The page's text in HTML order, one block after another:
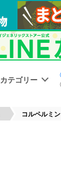
カテゴリー
コルペルミン